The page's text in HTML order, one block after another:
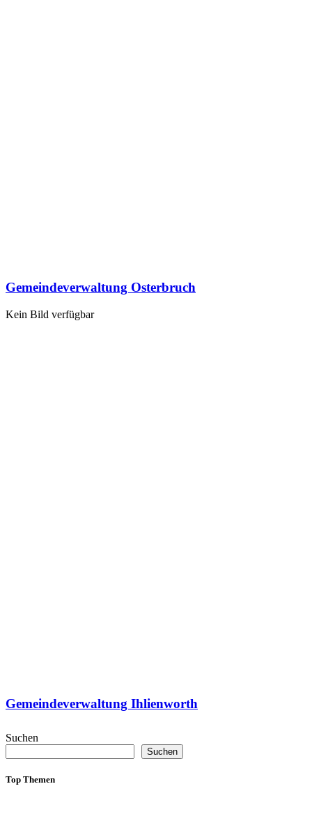
Gemeindeverwaltung Osterbruch
Kein Bild verfügbar
Gemeindeverwaltung Ihlienworth
Suchen
Suchen
Top Themen